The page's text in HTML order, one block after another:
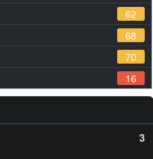
62
68
70
16
3